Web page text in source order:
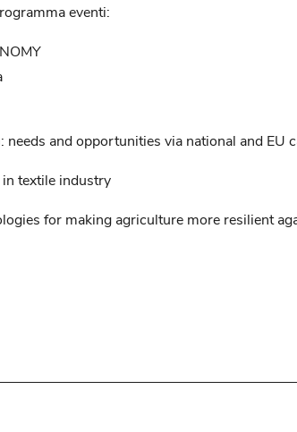
eventi:
and opportunities via national and EU
textile industry
for making agriculture more resilient